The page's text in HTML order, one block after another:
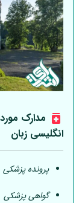
مدارک
انگلیسی زبان
پرونده پزشکی
گواهی پزشکی